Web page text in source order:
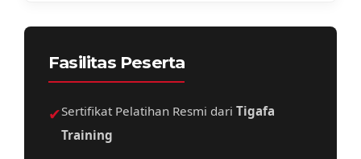
Fasilitas Peserta
✔Sertifikat Pelatihan Resmi dari Tigafa
Training